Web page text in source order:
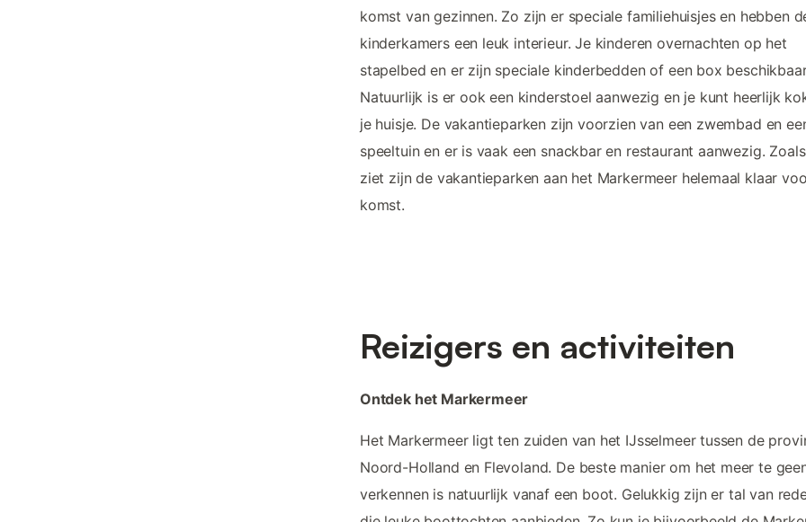
komst van gezinnen. Zo zijn er speciale familiehuisjes en hebben
kinderkamers een leuk interieur. Je kinderen overnachten op het
stapelbed en er zijn speciale kinderbedden of een box
Natuurlijk is er ook een kinderstoel aanwezig en je kunt heerlijk
je huisje. De vakantieparken zijn voorzien van een zwembad en
speeltuin en er is vaak een snackbar en restaurant aanwezig.
ziet zijn de vakantieparken aan het Markermeer helemaal klaar
komst.
Reizigers en activiteiten
Ontdek het Markermeer
Het Markermeer ligt ten zuiden van het IJsselmeer tussen de
Noord-Holland en Flevoland. De beste manier om het meer te
verkennen is natuurlijk vanaf een boot. Gelukkig zijn er tal van